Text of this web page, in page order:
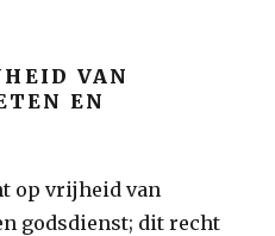
VAN
EN
op vrijheid van
godsdienst; dit recht